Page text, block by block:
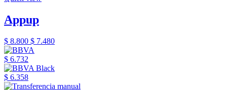
Appup
$ 8.800 $ 7.480
$ 6.732
$ 6.358